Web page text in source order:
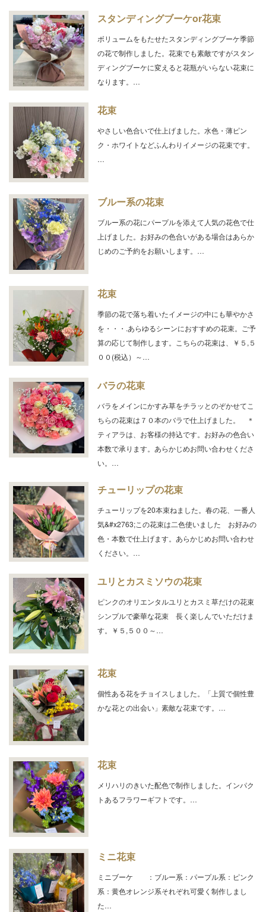
スタンディングブーケor花束
ボリュームをもたせたスタンディングブーケ季節
の花で制作しました。花束でも素敵ですがスタン
ディングブーケに変えると花瓶がいらない花束に
なります。…
花束
やさしい色合いで仕上げました。水色・薄ピン
ク・ホワイトなどふんわりイメージの花束です。
…
ブルー系の花束
ブルー系の花にパープルを添えて人気の花色で仕
上げました。お好みの色合いがある場合はあらか
じめのご予約をお願いします。…
花束
季節の花で落ち着いたイメージの中にも華やかさ
を・・・.あらゆるシーンにおすすめの花束。ご予
算の応じて制作します。こちらの花束は、￥５,５
００(税込）～…
バラの花束
バラをメインにかすみ草をチラッとのぞかせてこ
ちらの花束は７０本のバラで仕上げました。 ＊
ティアラは、お客様の持込です。お好みの色合い
本数で承ります。あらかじめお問い合わせくださ
い。…
チューリップの花束
チューリップを20本束ねました。春の花、一番人
気&#x2763;この花束は二色使いました お好みの
色・本数で仕上げます。あらかじめお問い合わせ
ください。…
ユリとカスミソウの花束
ピンクのオリエンタルユリとカスミ草だけの花束
シンプルで豪華な花束 長く楽しんでいただけま
す。￥５,５００～…
花束
個性ある花をチョイスしました。「上質で個性豊
かな花との出会い」素敵な花束です。…
花束
メリハリのきいた配色で制作しました。インパク
トあるフラワーギフトです。…
ミニ花束
ミニブーケ ：ブルー系：パープル系：ピンク
系：黄色オレンジ系それぞれ可愛く制作しまし
た…